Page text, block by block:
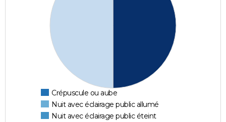
Crépuscule ou aube
Nuit avec éclairage public allumé
Nuit avec éclairage public éteint